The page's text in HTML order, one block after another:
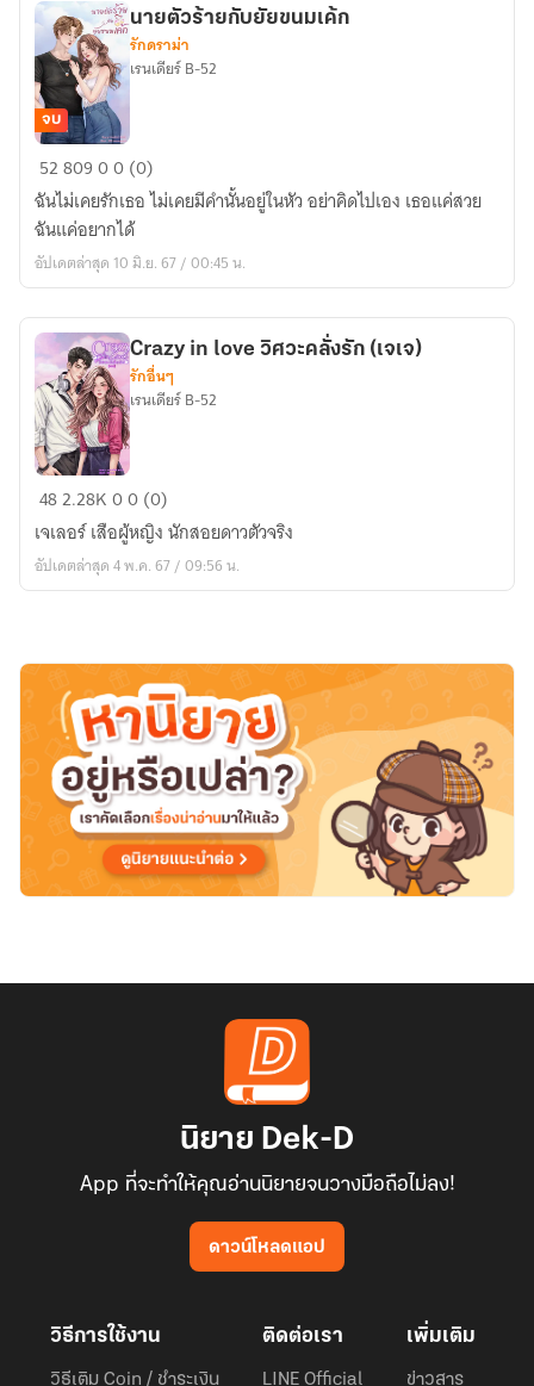
(เอเดน)
นาย
ตัว
ร้า
ยกับยัย
ขนม
จบ
นายตัวร้ายกับยัยขนมเค้ก
รักดราม่า
เรนเดียร์ B-52
5280900 (0)
ฉันไม่เคยรักเธอ ไม่เคยมีคำนั้นอยู่ในหัว อย่าคิดไปเอง เธอแค่สวย
ฉันแค่อยากได้
อัปเดตล่าสุด 10 มิ.ย. 67 / 00:45 น.
Crazy
love
วิศวะ
(เจเจ)
Crazy in love วิศวะคลั่งรัก (เจเจ)
รักอื่นๆ
เรนเดียร์ B-52
482.28K00 (0)
เจเลอร์ เสือผู้หญิง นักสอยดาวตัวจริง
อัปเดตล่าสุด 4 พ.ค. 67 / 09:56 น.
นิยาย Dek-D
App ที่จะทำให้คุณอ่านนิยายจนวางมือถือไม่ลง!
ดาวน์โหลดแอป
วิธีการใช้งาน
วิธีเติม Coin / ชำระเงิน
ติดต่อเรา
LINE Official
เพิ่มเติม
ข่าวสาร